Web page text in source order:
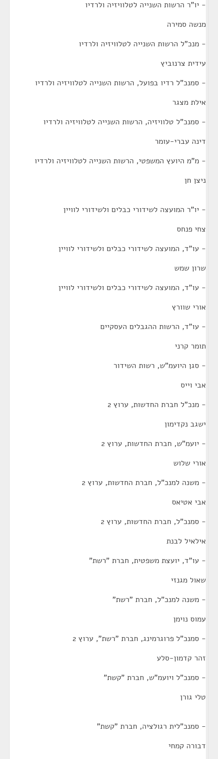
- יו"ר הרשות השנייה לטלוויזיה ולרדיו
מנשה סמירה
- מנכ"ל הרשות השנייה לטלוויזיה ולרדיו
עידית צרנוביץ
- סמנכ"ל רדיו בפועל, הרשות השנייה לטלוויזיה ולרדיו
אילת מצגר
- סמנכ"ל טלוויזיה, הרשות השנייה לטלוויזיה ולרדיו
דינה עברי-עומר
- מ"מ היועץ המשפטי, הרשות השנייה לטלוויזיה ולרדיו
ניצן חן
- יו"ר המועצה לשידורי כבלים ולשידורי לוויין
צחי פנחס
- עו"ד, המועצה לשידורי כבלים ולשידורי לוויין
שרון שמש
- עו"ד, המועצה לשידורי כבלים ולשידורי לוויין
אורי שוורץ
- עו"ד, הרשות ההגבלים העסקיים
תומר קרני
- סגן היועמ"ש, רשות השידור
אבי וייס
- מנכ"ל חברת החדשות, ערוץ 2
ישגב נקדימון
- יועמ"ש, חברת החדשות, ערוץ 2
אורי שלוש
- משנה למנכ"ל, חברת החדשות, ערוץ 2
אבי אטיאס
- סמנכ"ל, חברת החדשות, ערוץ 2
אילאיל לבנת
- עו"ד, יועצת משפטית, חברת "רשת"
שאול מגנזי
- משנה למנכ"ל, חברת "רשת"
עמוס נוימן
- סמנכ"ל פרוגרמינג, חברת "רשת", ערוץ 2
זהר קדמון-סלע
- סמנכ"ל ויועמ"ש, חברת "קשת"
טלי גורן
- סמנכ"לית רגולציה, חברת "קשת"
דבורה קמחי